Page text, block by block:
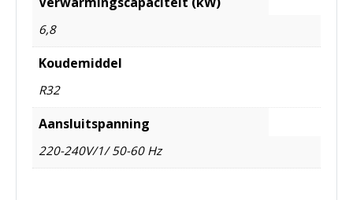
6,8
Koudemiddel
R32
Aansluitspanning
220-240V/1/ 50-60 Hz